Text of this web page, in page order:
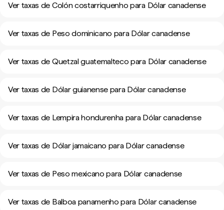
Ver taxas de Colón costarriquenho para Dólar canadense
Ver taxas de Peso dominicano para Dólar canadense
Ver taxas de Quetzal guatemalteco para Dólar canadense
Ver taxas de Dólar guianense para Dólar canadense
Ver taxas de Lempira hondurenha para Dólar canadense
Ver taxas de Dólar jamaicano para Dólar canadense
Ver taxas de Peso mexicano para Dólar canadense
Ver taxas de Balboa panamenho para Dólar canadense